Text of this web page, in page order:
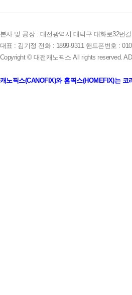
본사 및 공장 : 대전광역시 대덕구 대화로32번
대표 : 김기정 전화 : 1899-9311 핸드폰번호 :
Copyright © 대전캐노픽스 All rights reserved.
캐노픽스(CANOFIX)와 홈픽스(HOMEFIX)는